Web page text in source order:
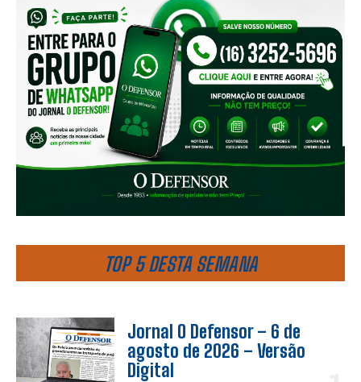
TOP 5 DESTA SEMANA
Jornal O Defensor – 6 de
agosto de 2026 – Versão
Digital